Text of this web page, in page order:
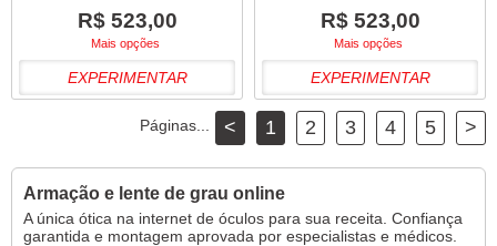
R$ 523,00
Mais opções
EXPERIMENTAR
R$ 523,00
Mais opções
EXPERIMENTAR
Páginas... < 1 2 3 4 5 >
Armação e lente de grau online
A única ótica na internet de óculos para sua receita. Confiança
garantida e montagem aprovada por especialistas e médicos.